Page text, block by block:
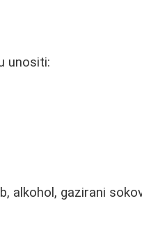
unositi:
alkohol, gazirani